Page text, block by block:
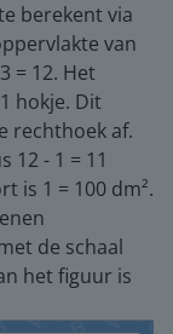
berekent via
van
= 12. Het
hokje. Dit
rechthoek af.
12 - 1 = 11
is 1 = 100 dm².
de schaal
het figuur is